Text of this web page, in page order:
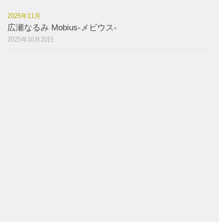
2025年11月
広瀬なるみ Mobius-メビウス-
2025年10月20日